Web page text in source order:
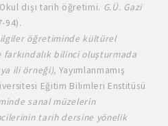
dışı tarih öğretimi. G.Ü. Gazi
94).
öğretiminde kültürel
bilinci oluşturmada
ili örneği), Yayımlanmamış
Eğitim Bilimleri Enstitüsü
sanal müzelerin
tarih dersine yönelik